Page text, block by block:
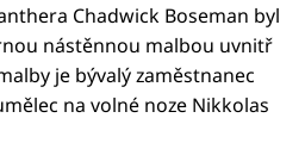
Chadwick Boseman byl
nástěnnou malbou uvnitř
je bývalý zaměstnanec
na volné noze Nikkolas